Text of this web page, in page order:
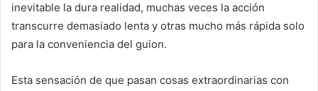
inevitable la dura realidad, muchas veces la acción
transcurre demasiado lenta y otras mucho más rápida solo
para la conveniencia del guion.
Esta sensación de que pasan cosas extraordinarias con